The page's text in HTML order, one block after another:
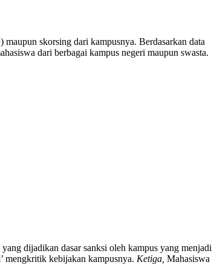
maupun skorsing dari kampusnya. Berdasarkan data
dari berbagai kampus negeri maupun swasta.
dijadikan dasar sanksi oleh kampus yang menjadi
mengkritik kebijakan kampusnya. Ketiga, Mahasiswa